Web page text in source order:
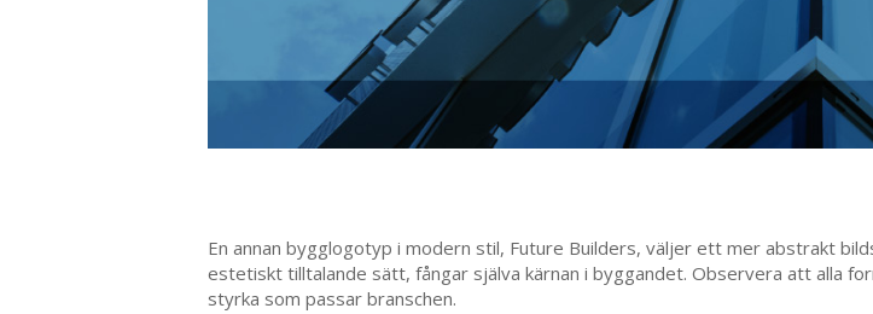
En annan bygglogotyp i modern stil, Future Builders, väljer ett mer abstrakt
estetiskt tilltalande sätt, fångar själva kärnan i byggandet. Observera att alla
styrka som passar branschen.